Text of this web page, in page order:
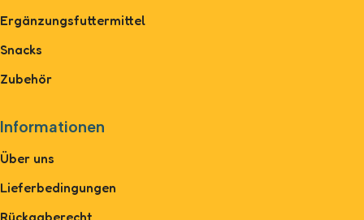
Ergänzungsfuttermittel
Snacks
Zubehör
Informationen
Über uns
Lieferbedingungen
Rückgaberecht